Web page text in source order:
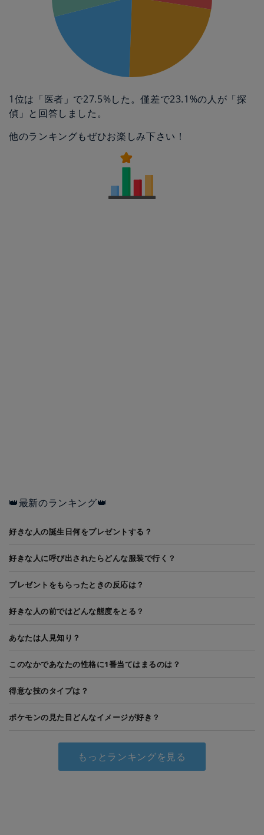
1位は「医者」で27.5%した。僅差で23.1%の人が「探
偵」と回答しました。
他のランキングもぜひお楽しみ下さい！
👑最新のランキング👑
好きな人の誕生日何をプレゼントする？
好きな人に呼び出されたらどんな服装で行く？
プレゼントをもらったときの反応は？
好きな人の前ではどんな態度をとる？
あなたは人見知り？
このなかであなたの性格に1番当てはまるのは？
得意な技のタイプは？
ポケモンの見た目どんなイメージが好き？
もっとランキングを見る